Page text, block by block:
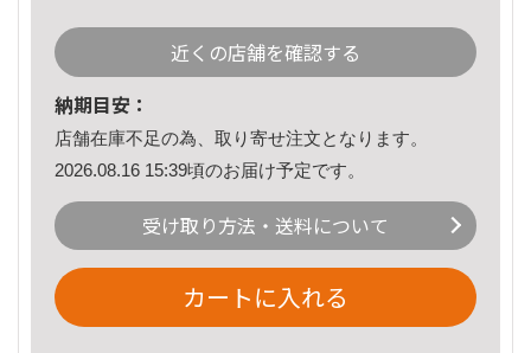
近くの店舗を確認する
納期目安：
店舗在庫不足の為、取り寄せ注文となります。
2026.08.16 15:39頃のお届け予定です。
受け取り方法・送料について
カートに入れる